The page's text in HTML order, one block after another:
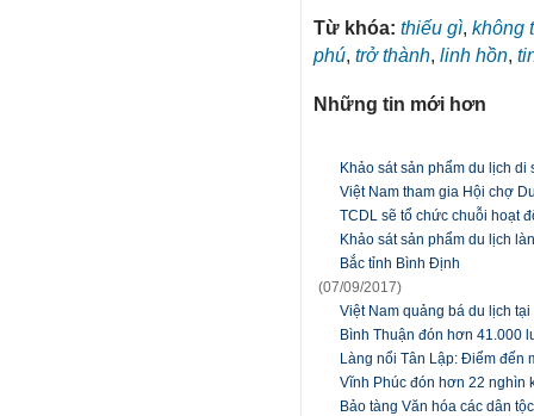
Từ khóa: thiếu gì, không
phú, trở thành, linh hồn,
Những tin mới hơn
Khảo sát sản phẩm du lịch
Việt Nam tham gia Hội chợ
TCDL sẽ tổ chức chuỗi hoạt
Khảo sát sản phẩm du lịch
Bắc tỉnh Bình Định
(07/09/2017)
Việt Nam quảng bá du lịch
Bình Thuận đón hơn 41.000
Làng nổi Tân Lập: Điểm đến
Vĩnh Phúc đón hơn 22 nghìn
Bảo tàng Văn hóa các dân